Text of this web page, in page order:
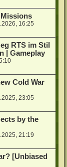
16:25
RTS im Stil
| Gameplay
Cold War
23:05
by the
21:19
[Unbiased